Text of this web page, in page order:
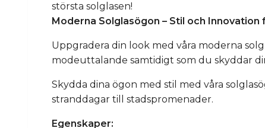
största solglasen!
Moderna Solglasögon – Stil och
Uppgradera din look med våra moderna
modeuttalande samtidigt som du skyddar
Skydda dina ögon med stil med våra
stranddagar till stadspromenader.
Egenskaper: